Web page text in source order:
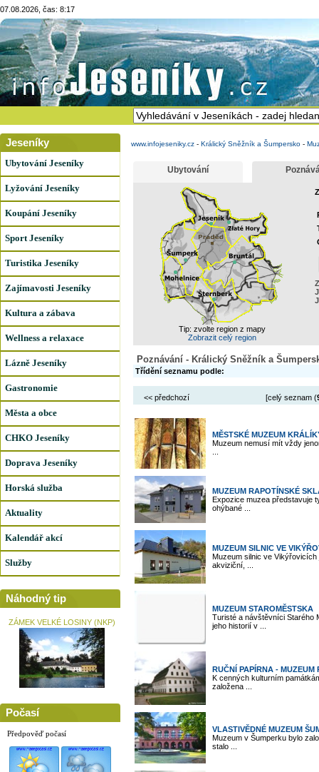
07.08.2026, čas: 8:17
Jeseníky
Ubytování Jeseníky
Lyžování Jeseníky
Koupání Jeseníky
Sport Jeseníky
Turistika Jeseníky
Zajímavosti Jeseníky
Kultura a zábava
Wellness a relaxace
Lázně Jeseníky
Gastronomie
Města a obce
CHKO Jeseníky
Doprava Jeseníky
Horská služba
Aktuality
Kalendář akcí
Služby
Náhodný tip
ZÁMEK VELKÉ LOSINY (NKP)
Počasí
Předpověď počasí
www.infojeseniky.cz - Králický Sněžník a Šumpersko -
Ubytování
Tip: zvolte region z mapy
Zobrazit celý region
Poznávání - Králický Sněžník a
Třídění seznamu podle:
<< předchozí [celý seznam (
MĚSTSKÉ MUZEUM
Muzeum nemusí mít vždy
MUZEUM RAPOTÍNSKÉ
Expozice muzea představuje
ohýbané ...
MUZEUM SILNIC VE
Muzeum silnic ve
akviziční, ...
MUZEUM STAROMĚSTSKA
Turisté a návštěvníci Starého
jeho historií v ...
RUČNÍ PAPÍRNA - MUZEUM
K cenných kulturním
založena ...
VLASTIVĚDNÉ MUZEUM
Muzeum v Šumperku bylo
stalo ...